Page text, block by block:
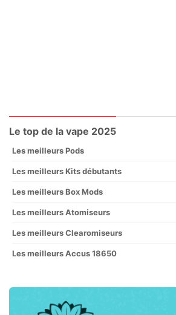
Le top de la vape 2025
Les meilleurs Pods
Les meilleurs Kits débutants
Les meilleurs Box Mods
Les meilleurs Atomiseurs
Les meilleurs Clearomiseurs
Les meilleurs Accus 18650